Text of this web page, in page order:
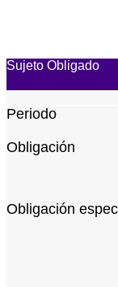
Sujeto Obligado
Periodo
Obligación
Obligación